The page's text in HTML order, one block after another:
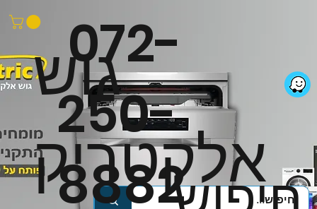
072-
250-
8882
גוש
אלקטריק